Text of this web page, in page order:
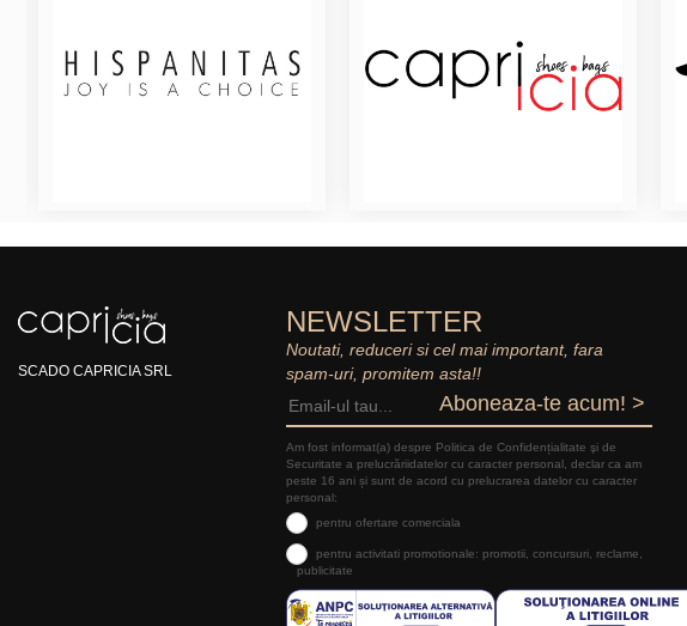
SCADO CAPRICIA SRL
NEWSLETTER
Noutati, reduceri si cel mai important, fara
spam-uri, promitem asta!!
Aboneaza-te acum! >
Am fost informat(a) despre Politica de Confidențialitate şi de
Securitate a prelucrăriidatelor cu caracter personal, declar ca am
peste 16 ani și sunt de acord cu prelucrarea datelor cu caracter
personal:
pentru ofertare comerciala
pentru activitati promotionale: promotii, concursuri, reclame,
publicitate